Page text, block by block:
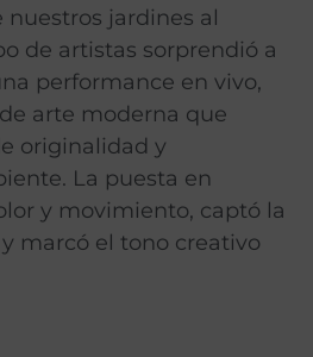
jardines al
de artistas sorprendió a
performance en vivo,
arte moderna que
originalidad y
La puesta en
y movimiento, captó la
marcó el tono creativo